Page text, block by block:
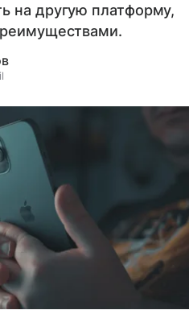
на другую платформу,